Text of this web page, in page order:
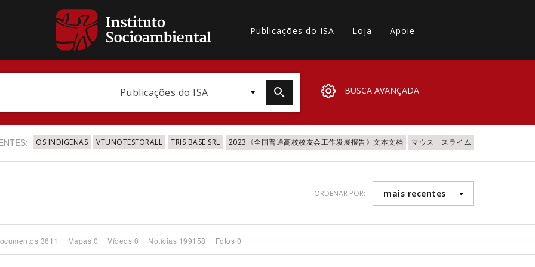
Publicações do ISA Loja Apoie
Publicações do ISA BUSCA AVANÇADA
OS INDIGENAS VTUNOTESFORALL TRIS BASE SRL 2023《全国普通高校校友会工作发展报告》文本文档 マウス スライム
ORDENAR POR: mais recentes
3611 Mapas 0 Vídeos 0 Notícias 199158 Fotos 0